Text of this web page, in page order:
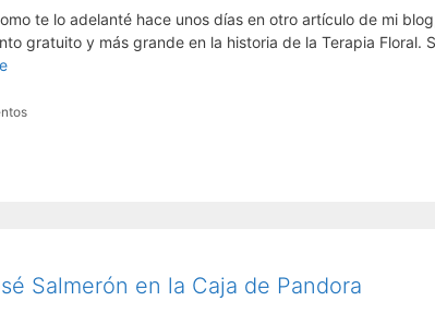
te lo adelanté hace unos días en otro artículo de mi
gratuito y más grande en la historia de la Terapia Floral.
Salmerón en la Caja de Pandora